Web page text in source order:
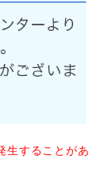
生することがあ